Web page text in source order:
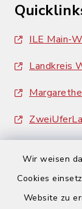
Wir weisen
Cookies
Website zu
ILE Main-
Landkreis